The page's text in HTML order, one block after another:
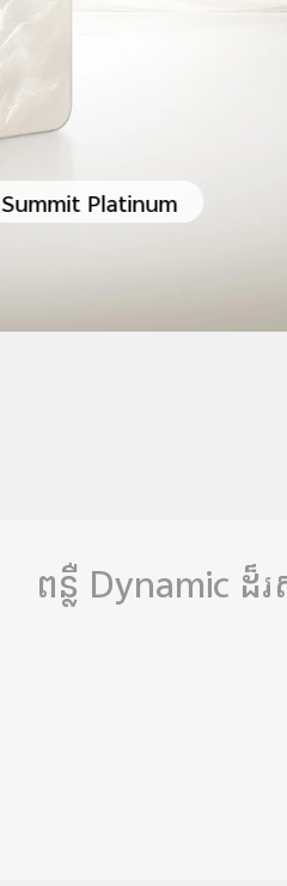
Summit Platinum
ពន្លឺ Dynamic ដ៏រ